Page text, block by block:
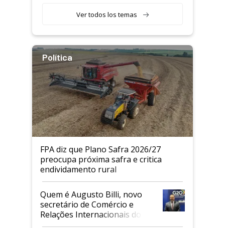
Ver todos los temas
Política
FPA diz que Plano Safra 2026/27
preocupa próxima safra e critica
endividamento rural
Quem é Augusto Billi, novo
secretário de Comércio e
Relações Internacionais do
Mapa